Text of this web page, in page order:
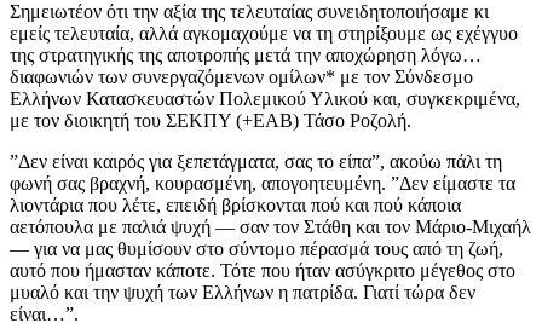
Σημειωτέον ότι την αξία της τελευταίας συνειδητοποιήσαμε κι
εμείς τελευταία, αλλά αγκομαχούμε να τη στηρίξουμε ως εχέγγυο
της στρατηγικής της αποτροπής μετά την αποχώρηση λόγω…
διαφωνιών των συνεργαζόμενων ομίλων* με τον Σύνδεσμο
Ελλήνων Κατασκευαστών Πολεμικού Υλικού και, συγκεκριμένα,
με τον διοικητή του ΣΕΚΠΥ (+ΕΑΒ) Τάσο Ροζολή.
”Δεν είναι καιρός για ξεπετάγματα, σας το είπα”, ακούω πάλι τη
φωνή σας βραχνή, κουρασμένη, απογοητευμένη. ”Δεν είμαστε τα
λιοντάρια που λέτε, επειδή βρίσκονται πού και πού κάποια
αετόπουλα με παλιά ψυχή — σαν τον Στάθη και τον Μάριο-Μιχαήλ
— για να μας θυμίσουν στο σύντομο πέρασμά τους από τη ζωή,
αυτό που ήμασταν κάποτε. Τότε που ήταν ασύγκριτο μέγεθος στο
μυαλό και την ψυχή των Ελλήνων η πατρίδα. Γιατί τώρα δεν
είναι…”.